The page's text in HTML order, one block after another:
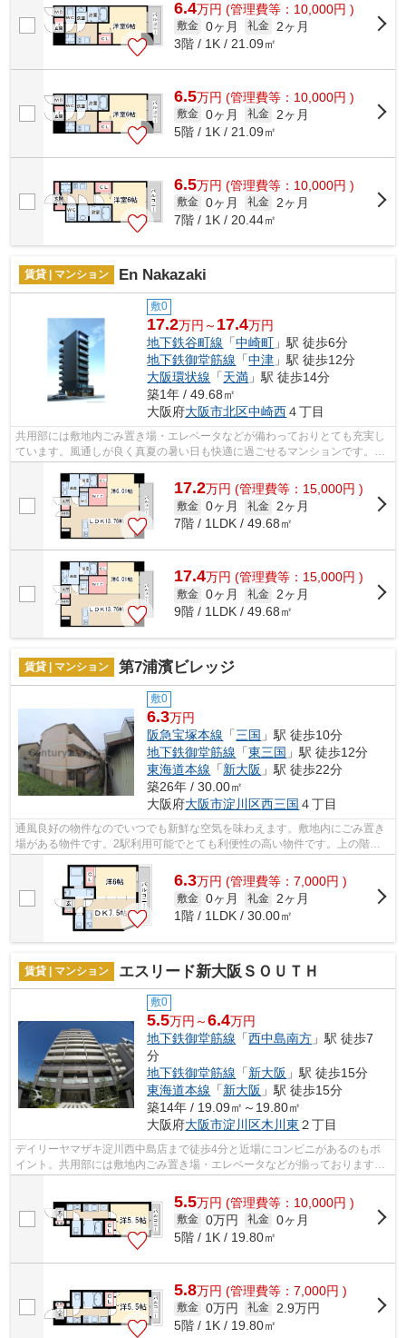
6.4万円 (管理費等：10,000円 )
敷金 0ヶ月 礼金
2ヶ月
3階 / 1K / 21.09㎡
6.5万円 (管理費等：10,000円 )
敷金 0ヶ月 礼金
2ヶ月
5階 / 1K / 21.09㎡
6.5万円 (管理費等：10,000円 )
敷金 0ヶ月 礼金
2ヶ月
7階 / 1K / 20.44㎡
賃貸 | マンション En Nakazaki
敷0
17.2万円～ 17.4万円
地下鉄谷町線 「中崎町 」駅 徒歩6分
地下鉄御堂筋線 「中津 」駅 徒歩12分
大阪環状線 「天満 」駅 徒歩14分
築1年 / 49.68㎡
大阪府大阪市北区中崎西４丁目
共用部には敷地内ごみ置き場・エレベータなどが備わっておりとても充実し
ています。風通しが良く真夏の暑い日も快適に過ごせるマンションです。造
りとデザインに関して、自信をもって...
17.2万円 (管理費等：15,000円 )
敷金 0ヶ月 礼金 2ヶ月
7階 / 1LDK / 49.68㎡
17.4万円 (管理費等：15,000円 )
敷金 0ヶ月 礼金 2ヶ月
9階 / 1LDK / 49.68㎡
賃貸 | マンション 第7浦濱ビレッジ
敷0
6.3万円
阪急宝塚本線 「三国 」駅 徒歩10分
地下鉄御堂筋線 「東三国 」駅 徒歩12分
東海道本線 「新大阪 」駅 徒歩22分
築26年 / 30.00㎡
大阪府大阪市淀川区西三国 ４丁目
通風良好の物件なのでいつでも新鮮な空気を味わえます。敷地内にごみ置き
場がある物件です。2駅利用可能でとても利便性の高い物件です。上の階の
人とのトラブルを避けるには上階無しの...
6.3万円 (管理費等：7,000円 )
敷金 0ヶ月 礼金
2ヶ月
1階 / 1LDK / 30.00㎡
賃貸 | マンション エスリード新大阪ＳＯＵＴＨ
敷0
5.5万円～6.4万円
地下鉄御堂筋線 「西中島南方 」駅 徒歩7
分
地下鉄御堂筋線 「新大阪 」駅 徒歩15分
東海道本線 「新大阪 」駅 徒歩15分
築14年 / 19.09㎡～19.80㎡
大阪府大阪市淀川区木川東 ２丁目
デイリーヤマザキ淀川西中島店まで徒歩4分と近場にコンビニがあるのもポ
イント。共用部には敷地内ごみ置き場・エレベータなどが揃っております。
5.5万円 (管理費等：10,000円 )
敷金 0万円 礼金 0ヶ月
5階 / 1K / 19.80㎡
5.8万円 (管理費等：7,000円 )
敷金 0万円 礼金
2.9万円
5階 / 1K / 19.80㎡